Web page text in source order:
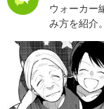
ウォーカー
み方を紹介